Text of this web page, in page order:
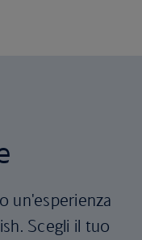
un'esperienza
Scegli il tuo